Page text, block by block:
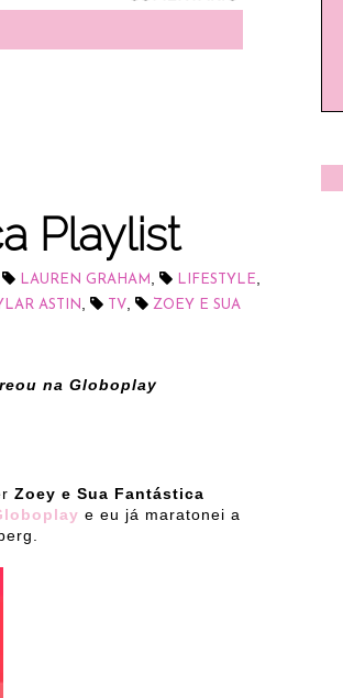
Playlist
LAUREN GRAHAM LIFESTYLE
ASTIN TV
ZOEY E SUA
na Globoplay
Zoey e Sua Fantástica
e eu já maratonei a